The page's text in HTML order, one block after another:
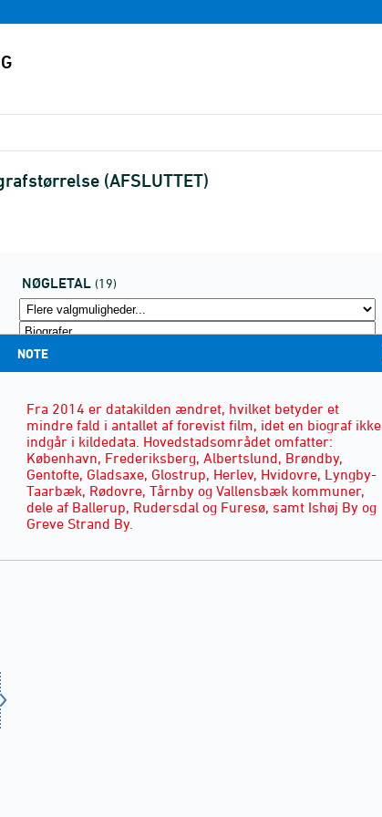
(AFSLUTTET)
NØGLETAL (19)
NOTE
Fra 2014 er datakilden ændret, hvilket betyder et
mindre fald i antallet af forevist film, idet en biograf ikke
indgår i kildedata. Hovedstadsområdet omfatter:
København, Frederiksberg, Albertslund, Brøndby,
Gentofte, Gladsaxe, Glostrup, Herlev, Hvidovre, Lyngby-
Taarbæk, Rødovre, Tårnby og Vallensbæk kommuner,
dele af Ballerup, Rudersdal og Furesø, samt Ishøj By og
Greve Strand By.